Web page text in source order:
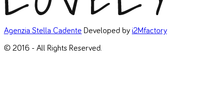
Agenzia Stella Cadente Developed by i2Mfactory
© 2016 - All Rights Reserved.